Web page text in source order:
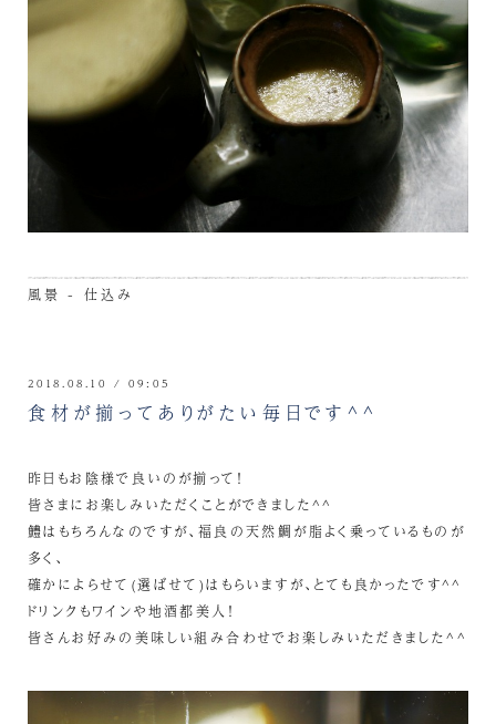
風景 - 仕込み
2018.08.10 / 09:05
食材が揃ってありがたい毎日です^^
昨日もお陰様で良いのが揃って！
皆さまにお楽しみいただくことができました^^
鱧はもちろんなのですが、福良の天然鯛が脂よく乗っているものが
多く、
確かによらせて(選ばせて)はもらいますが、とても良かったです^^
ドリンクもワインや地酒都美人！
皆さんお好みの美味しい組み合わせでお楽しみいただきました^^